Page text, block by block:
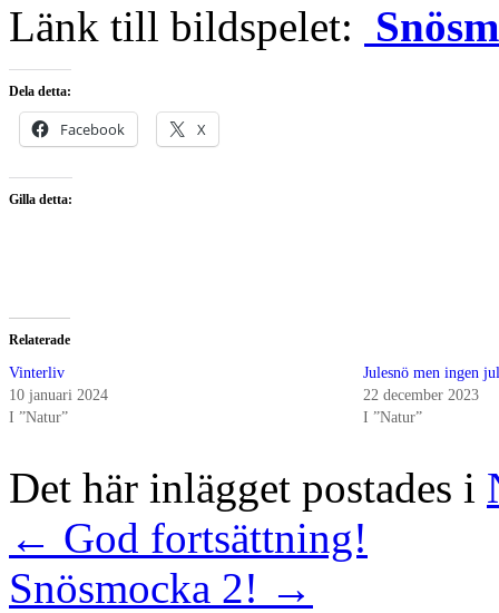
Länk till bildspelet:
Dela detta:
Facebook X
Gilla detta:
Relaterade
Vinterliv
10 januari 2024
I ”Natur”
Julesnö men ingen
22 december 2023
I ”Natur”
Det här inlägget postades i
← God fortsättning!
Snösmocka 2! →